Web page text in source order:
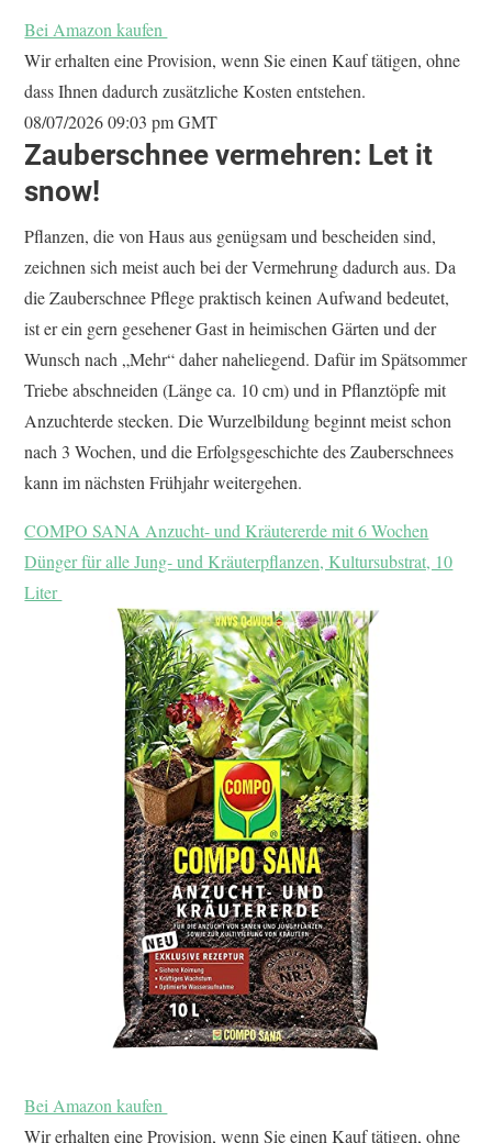
Bei Amazon kaufen
Wir erhalten eine Provision, wenn Sie einen Kauf tätigen, ohne
dass Ihnen dadurch zusätzliche Kosten entstehen.
08/07/2026 09:03 pm GMT
Zauberschnee vermehren: Let it
snow!
Pflanzen, die von Haus aus genügsam und bescheiden sind,
zeichnen sich meist auch bei der Vermehrung dadurch aus. Da
die Zauberschnee Pflege praktisch keinen Aufwand bedeutet,
ist er ein gern gesehener Gast in heimischen Gärten und der
Wunsch nach „Mehr“ daher naheliegend. Dafür im Spätsommer
Triebe abschneiden (Länge ca. 10 cm) und in Pflanztöpfe mit
Anzuchterde stecken. Die Wurzelbildung beginnt meist schon
nach 3 Wochen, und die Erfolgsgeschichte des Zauberschnees
kann im nächsten Frühjahr weitergehen.
COMPO SANA Anzucht- und Kräutererde mit 6 Wochen
Dünger für alle Jung- und Kräuterpflanzen, Kultursubstrat, 10
Liter
Bei Amazon kaufen
Wir erhalten eine Provision, wenn Sie einen Kauf tätigen, ohne